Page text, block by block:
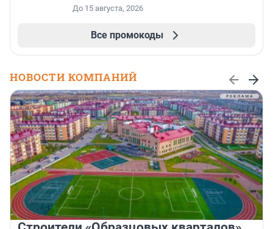
До 15 августа, 2026
Все промокоды
НОВОСТИ КОМПАНИЙ